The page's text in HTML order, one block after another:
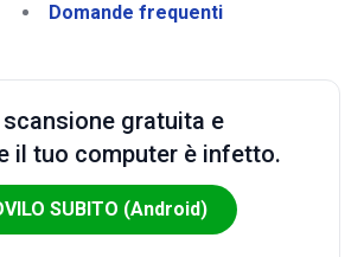
Domande frequenti
gratuita e
il tuo computer è infetto.
SUBITO (Android)